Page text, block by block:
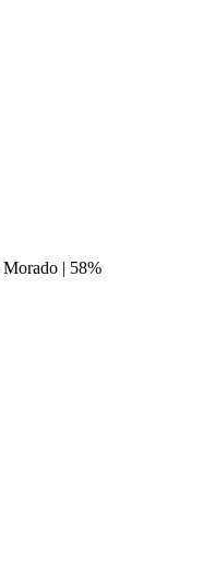
| 58%